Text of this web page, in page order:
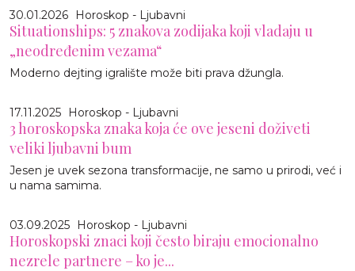
30.01.2026 Horoskop - Ljubavni
Situationships: 5 znakova zodijaka koji vladaju u
„neodređenim vezama“
Moderno dejting igralište može biti prava džungla.
17.11.2025 Horoskop - Ljubavni
3 horoskopska znaka koja će ove jeseni doživeti
veliki ljubavni bum
Jesen je uvek sezona transformacije, ne samo u prirodi, već i
u nama samima.
03.09.2025 Horoskop - Ljubavni
Horoskopski znaci koji često biraju emocionalno
nezrele partnere – ko je...